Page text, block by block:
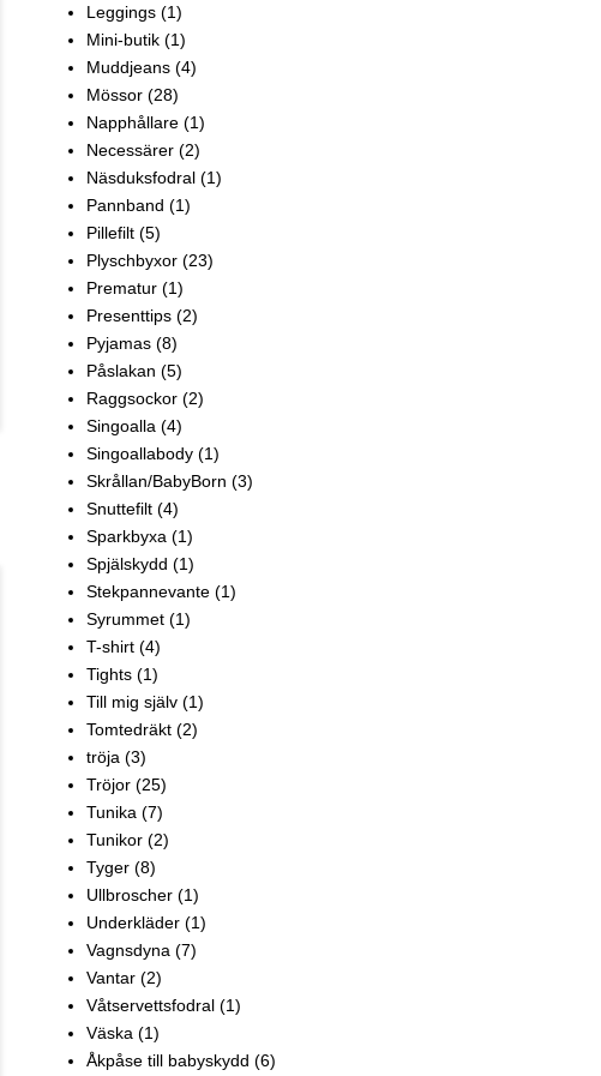
Leggings (1)
Mini-butik (1)
Muddjeans (4)
Mössor (28)
Napphållare (1)
Necessärer (2)
Näsduksfodral (1)
Pannband (1)
Pillefilt (5)
Plyschbyxor (23)
Prematur (1)
Presenttips (2)
Pyjamas (8)
Påslakan (5)
Raggsockor (2)
Singoalla (4)
Singoallabody (1)
Skrållan/BabyBorn (3)
Snuttefilt (4)
Sparkbyxa (1)
Spjälskydd (1)
Stekpannevante (1)
Syrummet (1)
T-shirt (4)
Tights (1)
Till mig själv (1)
Tomtedräkt (2)
tröja (3)
Tröjor (25)
Tunika (7)
Tunikor (2)
Tyger (8)
Ullbroscher (1)
Underkläder (1)
Vagnsdyna (7)
Vantar (2)
Våtservettsfodral (1)
Väska (1)
Åkpåse till babyskydd (6)